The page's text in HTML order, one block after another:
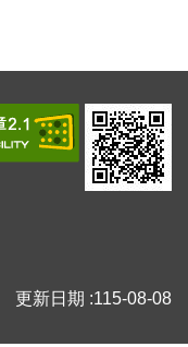
更新日期 115-08-08